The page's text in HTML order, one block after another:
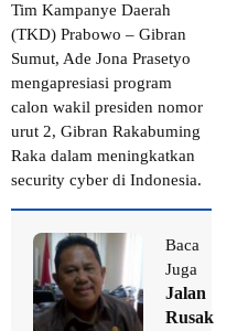
Tim Kampanye Daerah
(TKD) Prabowo – Gibran
Sumut, Ade Jona Prasetyo
mengapresiasi program
calon wakil presiden nomor
urut 2, Gibran Rakabuming
Raka dalam meningkatkan
security cyber di Indonesia.
Baca
Juga
Jalan
Rusak